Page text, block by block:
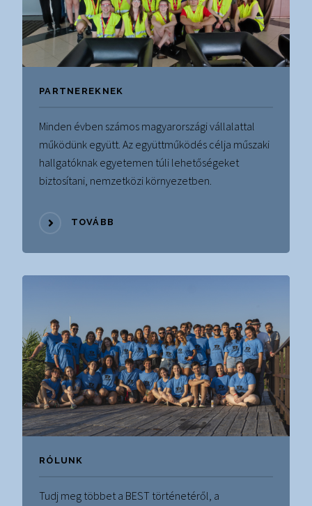
PARTNEREKNEK
Minden évben számos magyarországi vállalattal
működünk együtt. Az együttműködés célja műszaki
hallgatóknak egyetemen túli lehetőségeket
biztosítani, nemzetközi környezetben.
TOVÁBB
RÓLUNK
Tudj meg többet a BEST történetéről, a